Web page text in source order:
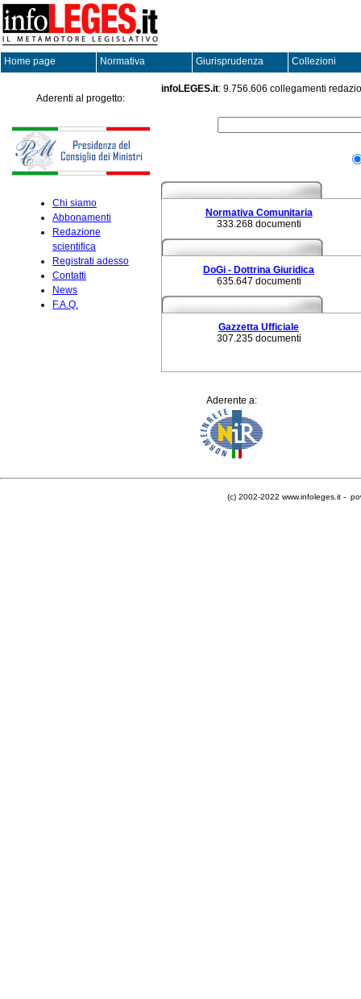
Home page Normativa Giurisprudenza Collezioni
Aderenti al progetto:
Chi siamo
Abbonamenti
Redazione
scientifica
Registrati adesso
Contatti
News
F.A.Q.
infoLEGES.it: 9.756.606 collegamenti
Normativa Comunitaria
333.268documenti
DoGi - Dottrina Giuridica
635.647 documenti
Gazzetta Ufficiale
307.235documenti
Aderente a:
(c) 2002-2022 www.infoleges.it -